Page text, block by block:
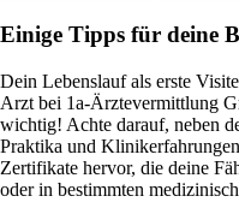
Einige Tipps für deine
Dein Lebenslauf als erste
Arzt bei 1a-Ärztevermittlung
wichtig! Achte darauf, neben
Praktika und
Zertifikate hervor, die deine
oder in bestimmten